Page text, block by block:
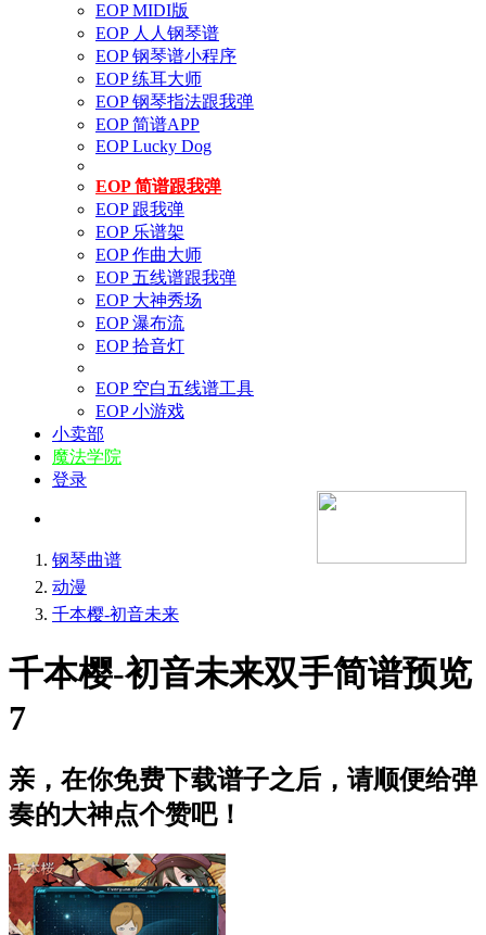
EOP MIDI版
EOP 人人钢琴谱
EOP 钢琴谱小程序
EOP 练耳大师
EOP 钢琴指法跟我弹
EOP 简谱APP
EOP Lucky Dog
EOP 简谱跟我弹
EOP 跟我弹
EOP 乐谱架
EOP 作曲大师
EOP 五线谱跟我弹
EOP 大神秀场
EOP 瀑布流
EOP 拾音灯
EOP 空白五线谱工具
EOP 小游戏
小卖部
魔法学院
登录
钢琴曲谱
动漫
千本樱-初音未来
千本樱-初音未来双手简谱预览
7
亲，在你免费下载谱子之后，请顺便给弹
奏的大神点个赞吧！